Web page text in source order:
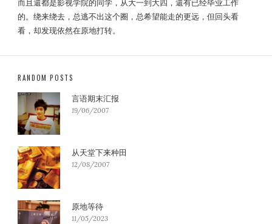
而且還都是影视学院的同学，从大一到大四，還有已经毕业工作
的。绕来绕去，总逃不出这个圈，总希望能走的更远，但回头看
看，却发现依然在原地打转。
RANDOM POSTS
言语期末汇报
19/06/2007
从天堂下来种田
12/08/2007
原地等待
11/05/2023